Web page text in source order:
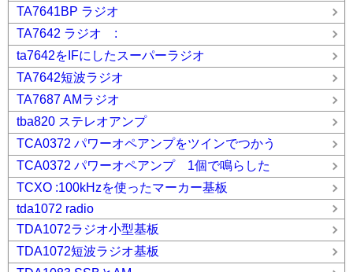
TA7641BP ラジオ
TA7642 ラジオ :
ta7642をIFにしたスーパーラジオ
TA7642短波ラジオ
TA7687 AMラジオ
tba820 ステレオアンプ
TCA0372 パワーオペアンプをツインでつかう
TCA0372 パワーオペアンプ 1個で鳴らした
TCXO :100kHzを使ったマーカー基板
tda1072 radio
TDA1072ラジオ小型基板
TDA1072短波ラジオ基板